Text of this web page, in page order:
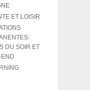
ET LOISIR
DU SOIR ET